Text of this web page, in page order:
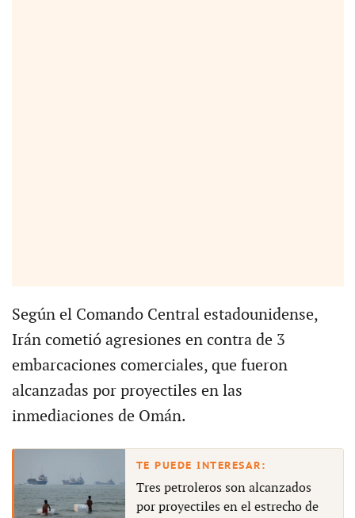
Según el Comando Central estadounidense,
Irán cometió agresiones en contra de 3
embarcaciones comerciales, que fueron
alcanzadas por proyectiles en las
inmediaciones de Omán.
Tres petroleros son alcanzados
por proyectiles en el estrecho de